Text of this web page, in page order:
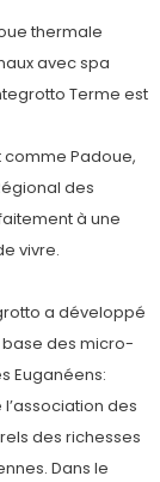
thermale
avec spa
Terme est
comme Padoue,
des
à une
vivre.
a développé
des micro-
Euganéens:
des
des richesses
Dans le